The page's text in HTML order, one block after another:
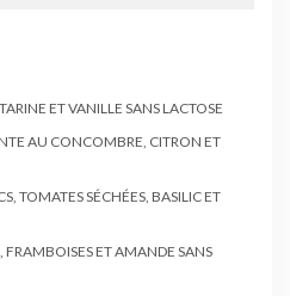
ET VANILLE SANS LACTOSE
AU CONCOMBRE, CITRON ET
TOMATES SÉCHÉES, BASILIC ET
ET AMANDE SANS